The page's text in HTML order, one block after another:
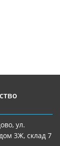
ул.
3Ж, склад 7